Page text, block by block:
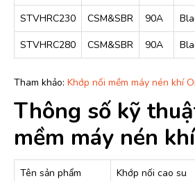
STVHRC230
CSM&SBR 90A
STVHRC280
CSM&SBR 90A
Tham khảo: Khớp nối mềm máy nén khí
Thông số kỹ
mềm máy nén
Tên sản phẩm
Khớp nối cao su